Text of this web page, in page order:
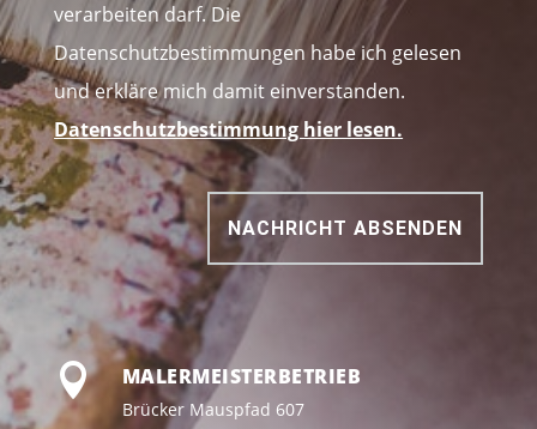
verarbeiten darf. Die
Datenschutzbestimmungen habe ich gelesen
und erkläre mich damit einverstanden.
Datenschutzbestimmung hier lesen.
NACHRICHT ABSENDEN
 MALERMEISTERBETRIEB
Brücker Mauspfad 607